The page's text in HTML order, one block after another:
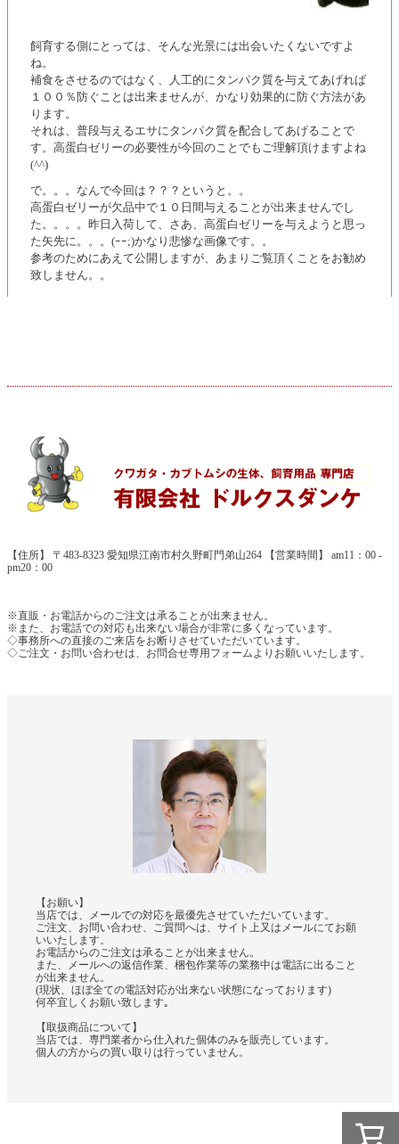
飼育する側にとっては、そんな光景には出会いたくないですよ
ね。
補食をさせるのではなく、人工的にタンパク質を与えてあげれば
１００％防ぐことは出来ませんが、かなり効果的に防ぐ方法があ
ります。
それは、普段与えるエサにタンパク質を配合してあげることで
す。高蛋白ゼリーの必要性が今回のことでもご理解頂けますよね
(^^)
で。。。なんで今回は？？？というと。。
高蛋白ゼリーが欠品中で１０日間与えることが出来ませんでし
た。。。。昨日入荷して、さあ、高蛋白ゼリーを与えようと思っ
た矢先に。。。(ｰｰ;)かなり悲惨な画像です。。
参考のためにあえて公開しますが、あまりご覧頂くことをお勧め
致しません。。
【住所】 〒483-8323 愛知県江南市村久野町門弟山264 【営業時間】 am11：00 -
pm20：00
※直販・お電話からのご注文は承ることが出来ません。
※また、お電話での対応も出来ない場合が非常に多くなっています。
◇事務所への直接のご来店をお断りさせていただいています。
◇ご注文・お問い合わせは、お問合せ専用フォームよりお願いいたします。
【お願い】
当店では、メールでの対応を最優先させていただいています。
ご注文、お問い合わせ、ご質問へは、サイト上又はメールにてお願
いいたします。
お電話からのご注文は承ることが出来ません。
また、メールへの返信作業、梱包作業等の業務中は電話に出ること
が出来ません。
(現状、ほぼ全ての電話対応が出来ない状態になっております)
何卒宜しくお願い致します｡
【取扱商品について】
当店では、専門業者から仕入れた個体のみを販売しています。
個人の方からの買い取りは行っていません。